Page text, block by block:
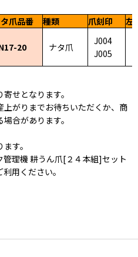
爪品番 種類 爪刻印 左
20 ナタ爪
J004
J005
せとなります。
がりまでお待ちいただくか、商
合があります。
す。
理機 耕うん爪[２４本組]セット
用ください。